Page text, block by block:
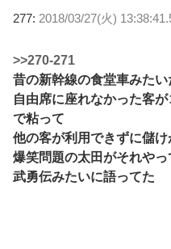
277: 2018/03/27(火)
>>270-271
昔の新幹線の食堂車みたい
自由席に座れなかった客
で粘って
他の客が利用できずに儲
爆笑問題の太田がそれや
武勇伝みたいに語ってた